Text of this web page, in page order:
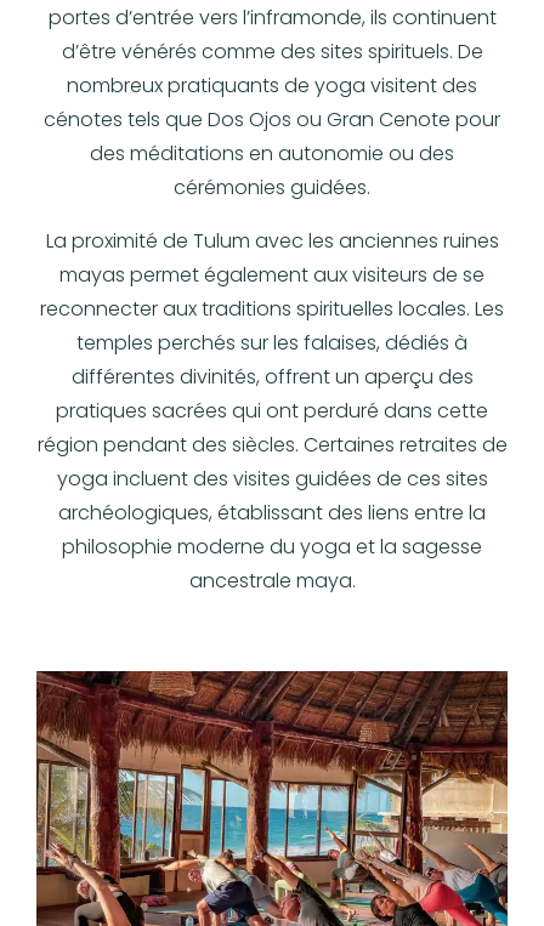
portes d’entrée vers l’inframonde, ils continuent
d’être vénérés comme des sites spirituels. De
nombreux pratiquants de yoga visitent des
cénotes tels que Dos Ojos ou Gran Cenote pour
des méditations en autonomie ou des
cérémonies guidées.
La proximité de Tulum avec les anciennes ruines
mayas permet également aux visiteurs de se
reconnecter aux traditions spirituelles locales. Les
temples perchés sur les falaises, dédiés à
différentes divinités, offrent un aperçu des
pratiques sacrées qui ont perduré dans cette
région pendant des siècles. Certaines retraites de
yoga incluent des visites guidées de ces sites
archéologiques, établissant des liens entre la
philosophie moderne du yoga et la sagesse
ancestrale maya.